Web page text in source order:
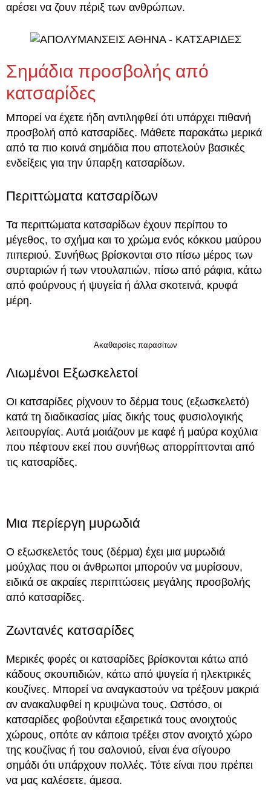
αρέσει να ζουν πέριξ των ανθρώπων.
Σημάδια προσβολής από
κατσαρίδες
Μπορεί να έχετε ήδη αντιληφθεί ότι υπάρχει πιθανή
προσβολή από κατσαρίδες. Μάθετε παρακάτω μερικά
από τα πιο κοινά σημάδια που αποτελούν βασικές
ενδείξεις για την ύπαρξη κατσαρίδων.
Περιττώματα κατσαρίδων
Τα περιττώματα κατσαρίδων έχουν περίπου το
μέγεθος, το σχήμα και το χρώμα ενός κόκκου μαύρου
πιπεριού. Συνήθως βρίσκονται στο πίσω μέρος των
συρταριών ή των ντουλαπιών, πίσω από ράφια, κάτω
από φούρνους ή ψυγεία ή άλλα σκοτεινά, κρυφά
μέρη.
Ακαθαρσίες παρασίτων
Λιωμένοι Εξωσκελετοί
Οι κατσαρίδες ρίχνουν το δέρμα τους (εξωσκελετό)
κατά τη διαδικασίας μίας δικής τους φυσιολογικής
λειτουργίας. Αυτά μοιάζουν με καφέ ή μαύρα κοχύλια
που πέφτουν εκεί που συνήθως απορρίπτονται από
τις κατσαρίδες.
Μια περίεργη μυρωδιά
Ο εξωσκελετός τους (δέρμα) έχει μια μυρωδιά
μούχλας που οι άνθρωποι μπορούν να μυρίσουν,
ειδικά σε ακραίες περιπτώσεις μεγάλης προσβολής
από κατσαρίδες.
Ζωντανές κατσαρίδες
Μερικές φορές οι κατσαρίδες βρίσκονται κάτω από
κάδους σκουπιδιών, κάτω από ψυγεία ή ηλεκτρικές
κουζίνες. Μπορεί να αναγκαστούν να τρέξουν μακριά
αν ανακαλυφθεί η κρυψώνα τους. Ωστόσο, οι
κατσαρίδες φοβούνται εξαιρετικά τους ανοιχτούς
χώρους, οπότε αν κάποια τρέξει στον ανοιχτό χώρο
της κουζίνας ή του σαλονιού, είναι ένα σίγουρο
σημάδι ότι υπάρχουν πολλές. Τότε είναι που πρέπει
να μας καλέσετε, άμεσα.